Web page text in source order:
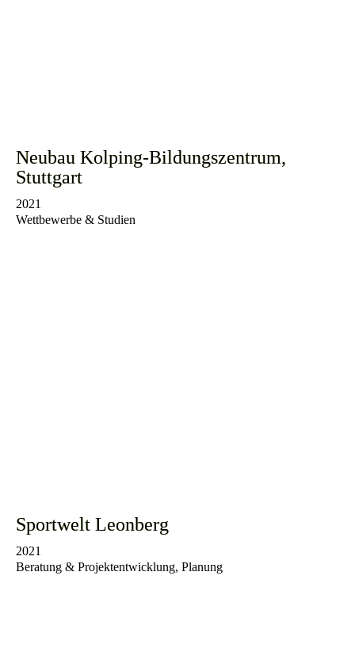
Neubau Kolping-Bildungszentrum,
Stuttgart
2021
Wettbewerbe & Studien
Sportwelt Leonberg
2021
Beratung & Projektentwicklung, Planung